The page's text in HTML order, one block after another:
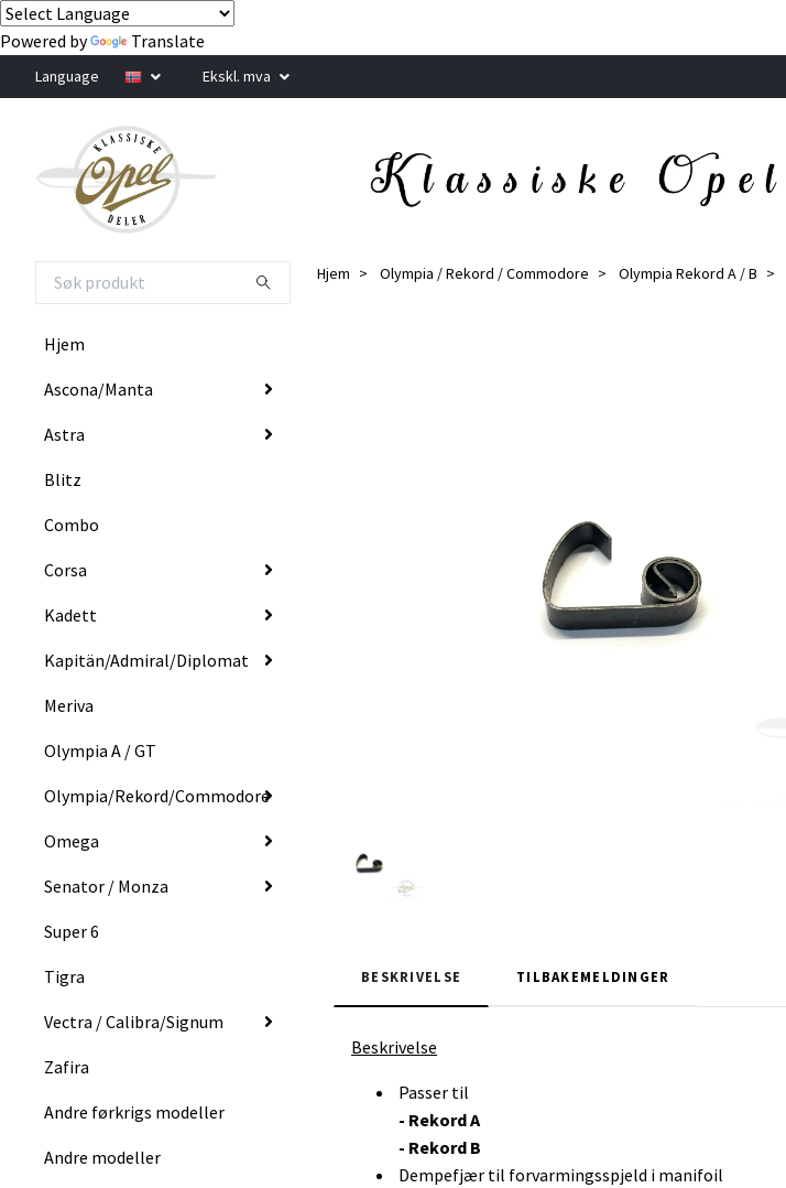
Powered by Translate
Language Ekskl. mva
Hjem
Ascona/Manta
Astra
Blitz
Combo
Corsa
Kadett
Kapitän/Admiral/Diplomat
Meriva
Olympia A / GT
Olympia/Rekord/Commodore
Omega
Senator / Monza
Super 6
Tigra
Vectra / Calibra/Signum
Zafira
Andre førkrigs modeller
Andre modeller
Hjem Olympia / Rekord / Commodore Olympia Rekord A / B
BESKRIVELSE TILBAKEMELDINGER
Beskrivelse
Passer til
- Rekord A
- Rekord B
Dempefjær til forvarmingsspjeld i manifoil